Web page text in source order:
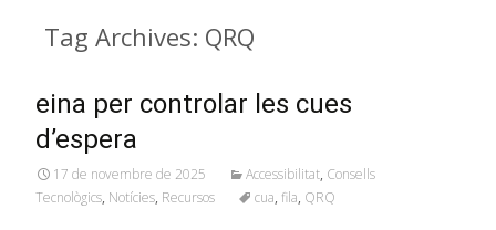
Tag Archives: QRQ
eina per controlar les cues
d’espera
17 de novembre de 2025 Accessibilitat, Consells
Tecnològics, Notícies, Recursos cua, fila, QRQ